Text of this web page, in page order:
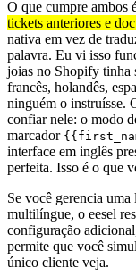
O que cumpre ambos
tickets anteriores e
nativa em vez de
palavra. Eu vi isso
joias no Shopify tinha
francês, holandês,
ninguém o instruísse.
confiar nele: o modo
marcador
interface em inglês
perfeita. Isso é o que
Se você gerencia
multilíngue, o eesel
configuração
permite que você
único cliente veja.